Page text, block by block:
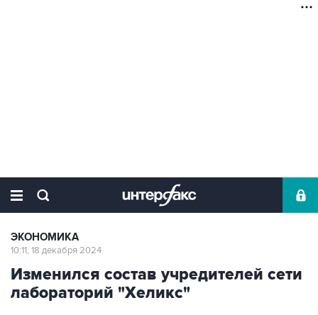
ЭКОНОМИКА
10:11, 18 декабря 2024
Изменился состав учредителей сети
лабораторий "Хеликс"